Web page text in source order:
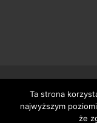
Wszystkie
Dostosowanie:
Ta strona
najwyższym
że